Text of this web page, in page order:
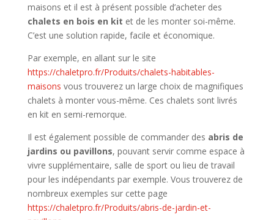
maisons et il est à présent possible d’acheter des
chalets en bois en kit et de les monter soi-même.
C’est une solution rapide, facile et économique.
Par exemple, en allant sur le site
https://chaletpro.fr/Produits/chalets-habitables-
maisons vous trouverez un large choix de magnifiques
chalets à monter vous-même. Ces chalets sont livrés
en kit en semi-remorque.
Il est également possible de commander des abris de
jardins ou pavillons, pouvant servir comme espace à
vivre supplémentaire, salle de sport ou lieu de travail
pour les indépendants par exemple. Vous trouverez de
nombreux exemples sur cette page
https://chaletpro.fr/Produits/abris-de-jardin-et-